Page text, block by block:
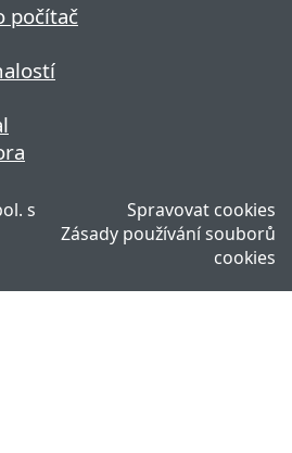
počítač
s
Spravovat cookies
Zásady používání souborů
cookies